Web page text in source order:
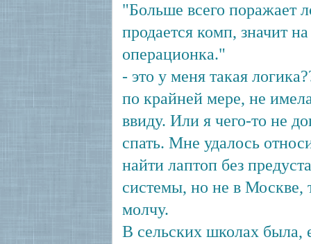
"Больше всего поражает
продается комп, значит
операционка."
- это у меня такая
по крайней мере, не
ввиду. Или я чего-то не
спать. Мне удалось
найти лаптоп без
системы, но не в Москве,
молчу.
В сельских школах была,